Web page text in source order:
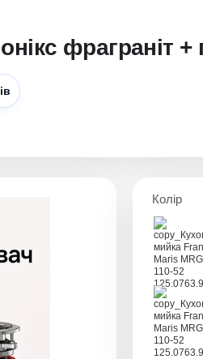
фраграніт
Колір